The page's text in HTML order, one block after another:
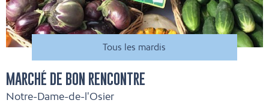
Tous les mardis
MARCHÉ DE BON RENCONTRE
Notre-Dame-de-l'Osier